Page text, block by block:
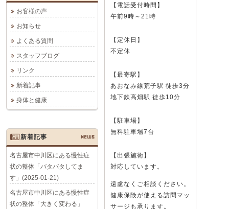
【電話受付時間】
午前9時～21時
【定休日】
不定休
【最寄駅】
あおなみ線荒子駅 徒歩3分
地下鉄高畑駅 徒歩10分
【駐車場】
無料駐車場7台
【出張施術】
対応しています。
遠慮なくご相談ください。
健康保険が使える訪問マッ
サージも承ります。
お客様の声
お知らせ
よくある質問
スタッフブログ
リンク
新着記事
身体と健康
新着記事 NEWS
名古屋市中川区にある慢性症
状の整体「バタバタしてま
す」(2025-01-21)
名古屋市中川区にある慢性症
状の整体「大きく変わる」